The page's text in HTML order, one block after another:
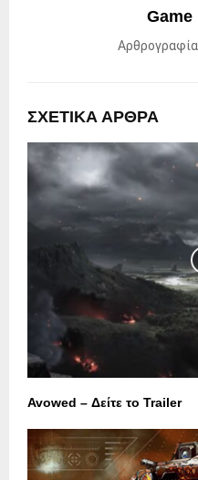
Game
Αρθρογραφία
ΣΧΕΤΙΚΑ ΑΡΘΡΑ
Avowed – Δείτε το Trailer